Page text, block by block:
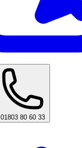
01803 80 60 33